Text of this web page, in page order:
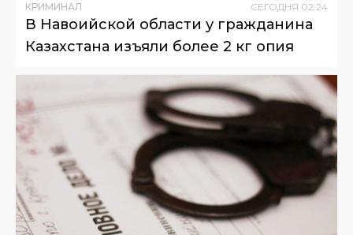
КРИМИНАЛ СЕГОДНЯ 02:24
В Навоийской области у гражданина
Казахстана изъяли более 2 кг опия